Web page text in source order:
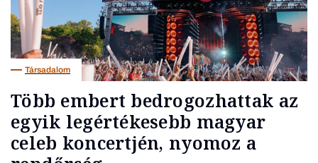
Társadalom
Több embert bedrogozhattak az
egyik legértékesebb magyar
celeb koncertjén, nyomoz a